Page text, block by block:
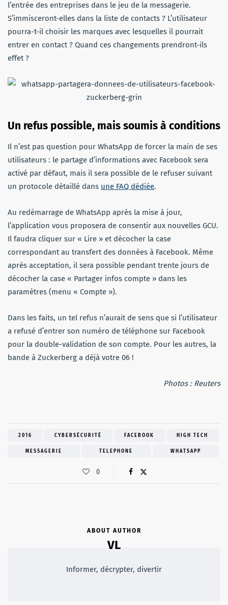
l’entrée des entreprises dans le jeu de la messagerie.
S’immisceront-elles dans la liste de contacts ? L’utilisateur
pourra-t-il choisir les marques avec lesquelles il pourrait
entrer en contact ? Quand ces changements prendront-ils
effet ?
Un refus possible, mais soumis à conditions
Il n’est pas question pour WhatsApp de forcer la main de ses
utilisateurs : le partage d’informations avec Facebook sera
activé par défaut, mais il sera possible de le refuser suivant
un protocole détaillé dans une FAQ dédiée.
Au redémarrage de WhatsApp après la mise à jour,
l’application vous proposera de consentir aux nouvelles GCU.
Il faudra cliquer sur « Lire » et décocher la case
correspondant au transfert des données à Facebook. Même
après acceptation, il sera possible pendant trente jours de
décocher la case « Partager infos compte » dans les
paramètres (menu « Compte »).
Dans les faits, un tel refus n’aurait de sens que si l’utilisateur
a refusé d’entrer son numéro de téléphone sur Facebook
pour la double-validation de son compte. Pour les autres, la
bande à Zuckerberg a déjà votre 06 !
Photos : Reuters
2016 CYBERSÉCURITÉ FACEBOOK HIGH TECH
MESSAGERIE TELEPHONE WHATSAPP
0
ABOUT AUTHOR
VL
Informer, décrypter, divertir